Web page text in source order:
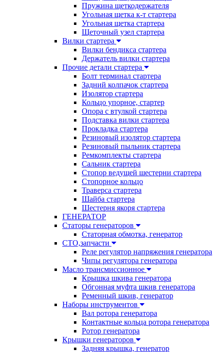
Пружина щеткодержателя
Угольная щетка к-т стартера
Угольная щетка стартера
Щеточный узел стартера
Вилки стартера
Вилки бендикса стартера
Держатель вилки стартера
Прочие детали стартера
Болт терминал стартера
Задний колпачок стартера
Изолятор стартера
Кольцо упорное, стартер
Опора с втулкой стартера
Подставка вилки стартера
Прокладка стартера
Резиновый изолятор стартера
Резиновый пыльник стартера
Ремкомплекты стартера
Сальник стартера
Стопор ведущей шестерни стартера
Стопорное кольцо
Траверса стартера
Шайба стартера
Шестерня якоря стартера
ГЕНЕРАТОР
Статоры генераторов
Статорная обмотка, генератор
СТО,запчасти
Реле регулятор напряжения генератора
Чипы регулятора генератора
Масло трансмиссионное
Крышка шкива генератора
Обгонная муфта шкив генератора
Ременный шкив, генератор
Наборы инструментов
Вал ротора генератора
Контактные кольца ротора генератора
Ротор генератора
Крышки генераторов
Задняя крышка, генератор